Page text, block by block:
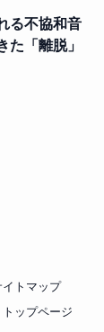
る不協和音
「離脱」
イトマップ
トップページ